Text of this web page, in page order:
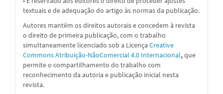
textuais e de adequação do artigo às normas da publicação.
Autores mantêm os direitos autorais e concedem à revista
o direito de primeira publicação, com o trabalho
simultaneamente licenciado sob a Licença Creative
Commons Atribuição-NãoComercial 4.0 Internacional,que
permite o compartilhamento do trabalho com
reconhecimento da autoria e publicação inicial nesta
revista.